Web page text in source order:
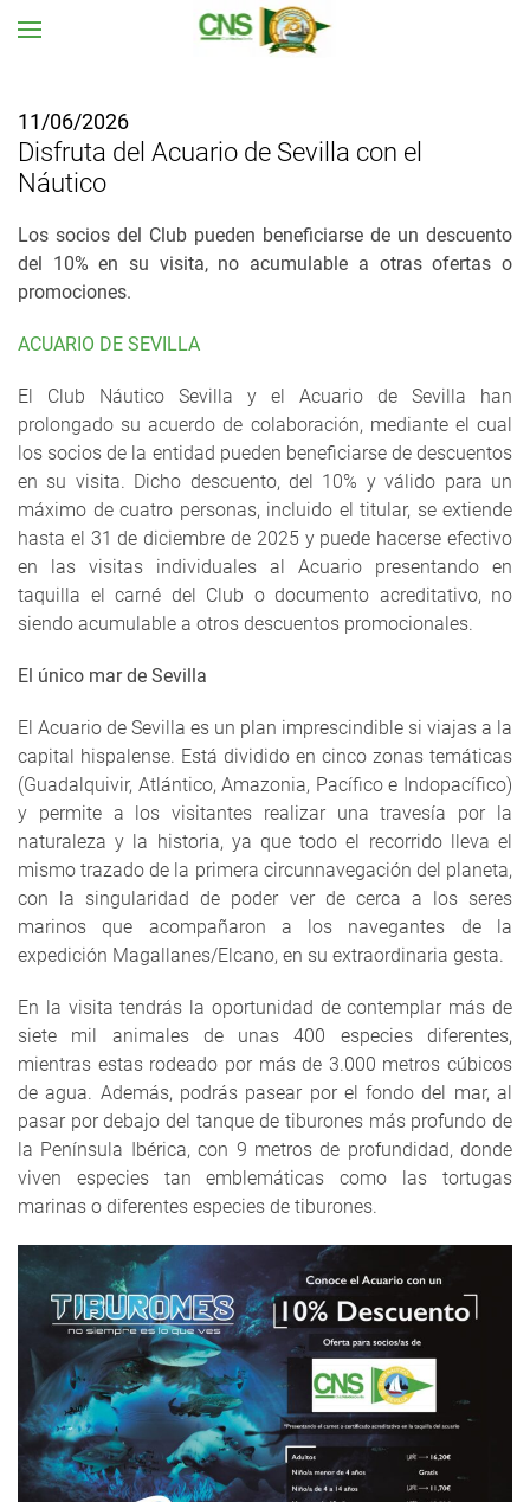
11/06/2026
Disfruta del Acuario de Sevilla con el
Náutico
Los socios del Club pueden beneficiarse de un descuento
del 10% en su visita, no acumulable a otras ofertas o
promociones.
ACUARIO DE SEVILLA
El Club Náutico Sevilla y el Acuario de Sevilla han
prolongado su acuerdo de colaboración, mediante el cual
los socios de la entidad pueden beneficiarse de descuentos
en su visita. Dicho descuento, del 10% y válido para un
máximo de cuatro personas, incluido el titular, se extiende
hasta el 31 de diciembre de 2025 y puede hacerse efectivo
en las visitas individuales al Acuario presentando en
taquilla el carné del Club o documento acreditativo, no
siendo acumulable a otros descuentos promocionales.
El único mar de Sevilla
El Acuario de Sevilla es un plan imprescindible si viajas a la
capital hispalense. Está dividido en cinco zonas temáticas
(Guadalquivir, Atlántico, Amazonia, Pacífico e Indopacífico)
y permite a los visitantes realizar una travesía por la
naturaleza y la historia, ya que todo el recorrido lleva el
mismo trazado de la primera circunnavegación del planeta,
con la singularidad de poder ver de cerca a los seres
marinos que acompañaron a los navegantes de la
expedición Magallanes/Elcano, en su extraordinaria gesta.
En la visita tendrás la oportunidad de contemplar más de
siete mil animales de unas 400 especies diferentes,
mientras estas rodeado por más de 3.000 metros cúbicos
de agua. Además, podrás pasear por el fondo del mar, al
pasar por debajo del tanque de tiburones más profundo de
la Península Ibérica, con 9 metros de profundidad, donde
viven especies tan emblemáticas como las tortugas
marinas o diferentes especies de tiburones.